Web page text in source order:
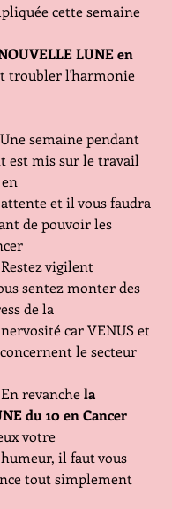
cette semaine
NOUVELLE LUNE en
troubler l'harmonie
Une semaine pendant
est mis sur le travail
de pouvoir les
sentez monter des
de la
le secteur
                           En revanche
la
du 10 en Cancer
votre
tout simplement